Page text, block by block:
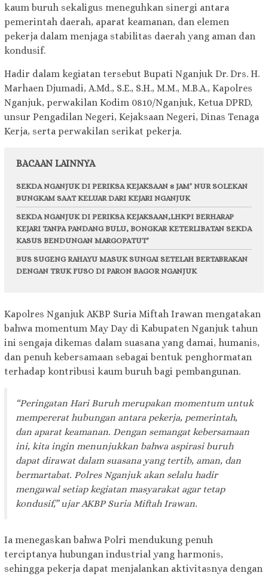
kaum buruh sekaligus meneguhkan sinergi antara
pemerintah daerah, aparat keamanan, dan elemen
pekerja dalam menjaga stabilitas daerah yang aman dan
kondusif.
Hadir dalam kegiatan tersebut Bupati Nganjuk Dr. Drs. H.
Marhaen Djumadi, A.Md., S.E., S.H., M.M., M.B.A., Kapolres
Nganjuk, perwakilan Kodim 0810/Nganjuk, Ketua DPRD,
unsur Pengadilan Negeri, Kejaksaan Negeri, Dinas Tenaga
Kerja, serta perwakilan serikat pekerja.
BACAAN LAINNYA
SEKDA NGANJUK DI PERIKSA KEJAKSAAN 8 JAM’ NUR SOLEKAN
BUNGKAM SAAT KELUAR DARI KEJARI NGANJUK
SEKDA NGANJUK DI PERIKSA KEJAKSAAN,LHKPI BERHARAP
KEJARI TANPA PANDANG BULU, BONGKAR KETERLIBATAN SEKDA
KASUS BENDUNGAN MARGOPATUT’
BUS SUGENG RAHAYU MASUK SUNGAI SETELAH BERTABRAKAN
DENGAN TRUK FUSO DI PARON BAGOR NGANJUK
Kapolres Nganjuk AKBP Suria Miftah Irawan mengatakan
bahwa momentum May Day di Kabupaten Nganjuk tahun
ini sengaja dikemas dalam suasana yang damai, humanis,
dan penuh kebersamaan sebagai bentuk penghormatan
terhadap kontribusi kaum buruh bagi pembangunan.
“Peringatan Hari Buruh merupakan momentum untuk
mempererat hubungan antara pekerja, pemerintah,
dan aparat keamanan. Dengan semangat kebersamaan
ini, kita ingin menunjukkan bahwa aspirasi buruh
dapat dirawat dalam suasana yang tertib, aman, dan
bermartabat. Polres Nganjuk akan selalu hadir
mengawal setiap kegiatan masyarakat agar tetap
kondusif,” ujar AKBP Suria Miftah Irawan.
Ia menegaskan bahwa Polri mendukung penuh
terciptanya hubungan industrial yang harmonis,
sehingga pekerja dapat menjalankan aktivitasnya dengan